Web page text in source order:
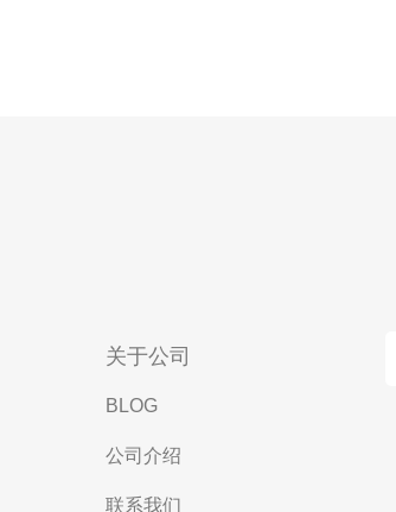
关于公司
BLOG
公司介绍
联系我们